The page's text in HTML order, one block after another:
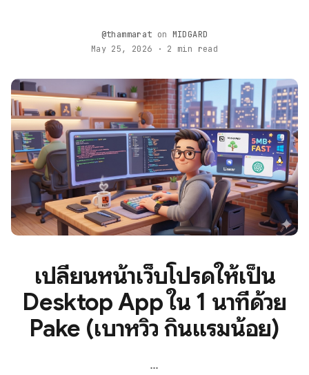
@thammarat on MIDGARD
May 25, 2026 · 2 min read
เปลี่ยนหน้าเว็บโปรดให้เป็น
Desktop App ใน 1 นาทีด้วย
Pake (เบาหวิว กินแรมน้อย)
...